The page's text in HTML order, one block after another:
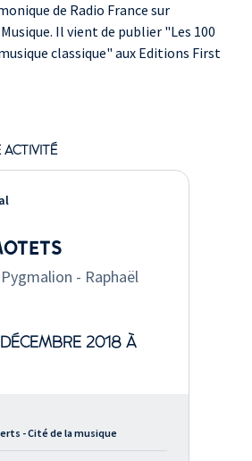
de Radio France sur
Il vient de publier "Les 100
classique" aux Editions First
ACTIVITÉ
- Raphaël
2018 À
- Cité de la musique